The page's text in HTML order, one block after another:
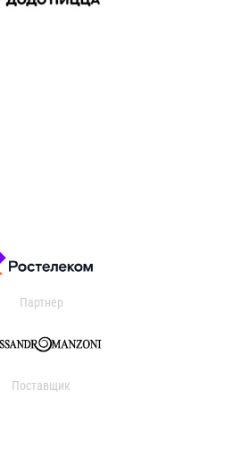
Партнер
Поставщик